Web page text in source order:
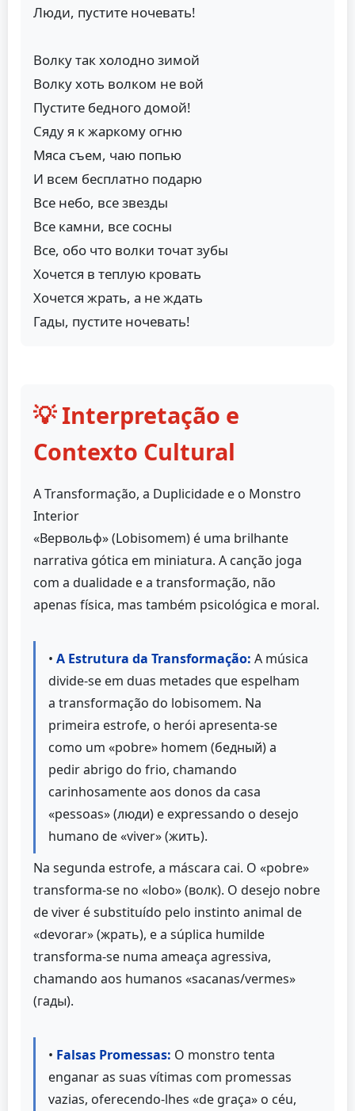
Люди, пустите ночевать!
Волку так холодно зимой
Волку хоть волком не вой
Пустите бедного домой!
Сяду я к жаркому огню
Мяса съем, чаю попью
И всем бесплатно подарю
Все небо, все звезды
Все камни, все сосны
Все, обо что волки точат зубы
Хочется в теплую кровать
Хочется жрать, а не ждать
Гады, пустите ночевать!
💡 Interpretação e
Contexto Cultural
A Transformação, a Duplicidade e o Monstro
Interior
«Вервольф» (Lobisomem) é uma brilhante
narrativa gótica em miniatura. A canção joga
com a dualidade e a transformação, não
apenas física, mas também psicológica e moral.
• A Estrutura da Transformação: A música
divide-se em duas metades que espelham
a transformação do lobisomem. Na
primeira estrofe, o herói apresenta-se
como um «pobre» homem (бедный) a
pedir abrigo do frio, chamando
carinhosamente aos donos da casa
«pessoas» (люди) e expressando o desejo
humano de «viver» (жить).
Na segunda estrofe, a máscara cai. O «pobre»
transforma-se no «lobo» (волк). O desejo nobre
de viver é substituído pelo instinto animal de
«devorar» (жрать), e a súplica humilde
transforma-se numa ameaça agressiva,
chamando aos humanos «sacanas/vermes»
(гады).
• Falsas Promessas: O monstro tenta
enganar as suas vítimas com promessas
vazias, oferecendo-lhes «de graça» o céu,